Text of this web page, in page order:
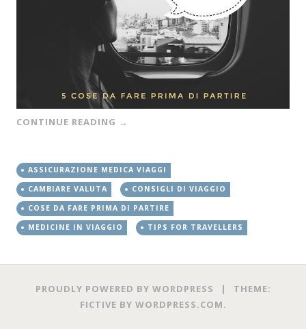
CONTINUE READING →
ASSICURAZIONE MEDICA VIAGGI
CAMBIARE VALUTA
CONSIGLI DI VIAGGIO
COSE DA FARE PRIMA DI PARTIRE
MEDICINE IN VIAGGIO
TIPS FOR TRAVELLERS
PROUDLY POWERED BY WORDPRESS |
THEME:
FICTIVE BY WORDPRESS.COM.